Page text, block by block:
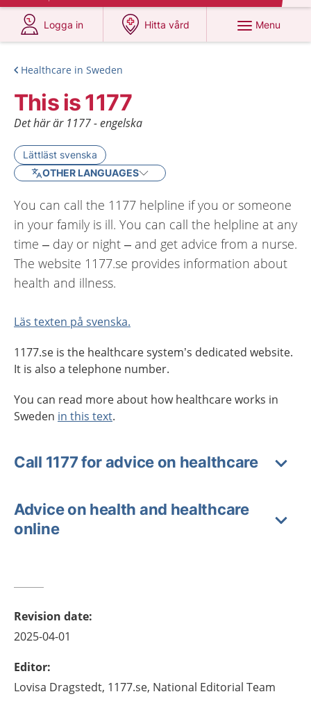
Logga in
at 1177.se
Hitta vård
at 1177.se
Menu
Healthcare in Sweden
This is 1177
Det här är 1177 - engelska
Lättläst svenska
OTHER LANGUAGES
You can call the 1177 helpline if you or someone
in your family is ill. You can call the helpline at any
time – day or night – and get advice from a nurse.
The website 1177.se provides information about
health and illness.
Läs texten på svenska.
1177.se is the healthcare system’s dedicated website.
It is also a telephone number.
You can read more about how healthcare works in
Sweden in this text.
Call 1177 for advice on healthcare
Advice on health and healthcare
online
Revision date:
2025-04-01
Editor:
Lovisa Dragstedt, 1177.se, National Editorial Team